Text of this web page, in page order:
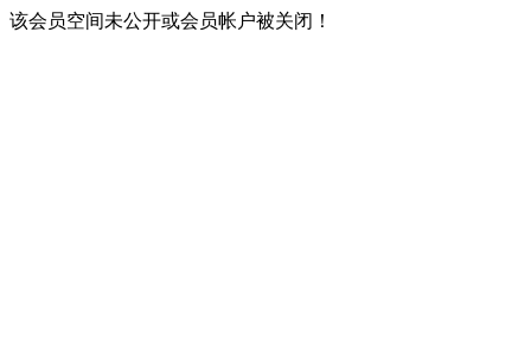
该会员空间未公开或会员帐户被关闭！